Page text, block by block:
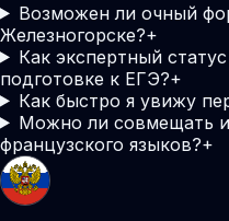
Возможен ли очный
Железногорске?+
Как экспертный
подготовке к ЕГЭ?+
Как быстро я увижу
Можно ли совмещать
французского языков?+